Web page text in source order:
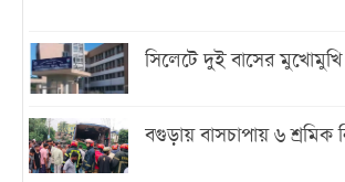
সিলেটে দুই বাসের
বগুড়ায় বাসচাপায় ৬ শ্রমিক